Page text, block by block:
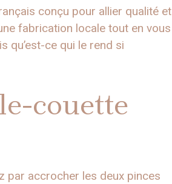
conçu pour allier qualité et
fabrication locale tout en vous
qu’est-ce qui le rend si
couette
par accrocher les deux pinces